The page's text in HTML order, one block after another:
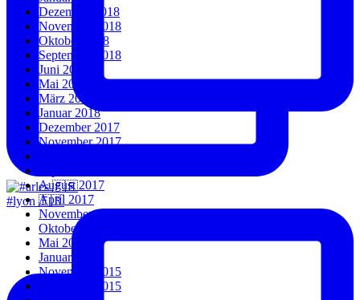
#lyon 🇫🇷
Dezember 2018
November 2018
Oktober 2018
September 2018
Juni 2018
Mai 2018
März 2018
Januar 2018
Dezember 2017
November 2017
August 2017
April 2017
November 2016
Oktober 2016
Mai 2016
Januar 2016
November 2015
September 2015